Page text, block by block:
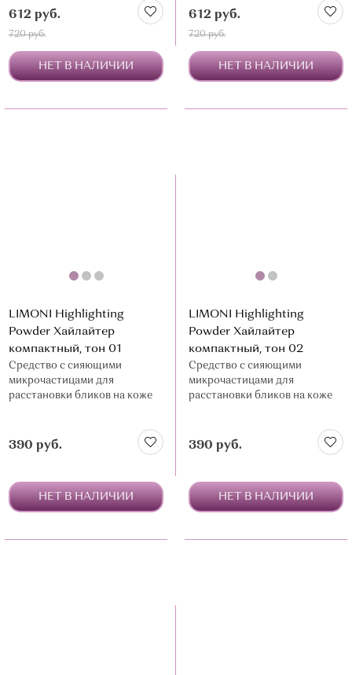
612 руб.
720 руб.
НЕТ В НАЛИЧИИ
612 руб.
720 руб.
НЕТ В НАЛИЧИИ
LIMONI Highlighting
Powder Хайлайтер
компактный, тон 01
Средство с сияющими
микрочастицами для
расстановки бликов на коже
390 руб.
НЕТ В НАЛИЧИИ
LIMONI Highlighting
Powder Хайлайтер
компактный, тон 02
Средство с сияющими
микрочастицами для
расстановки бликов на коже
390 руб.
НЕТ В НАЛИЧИИ